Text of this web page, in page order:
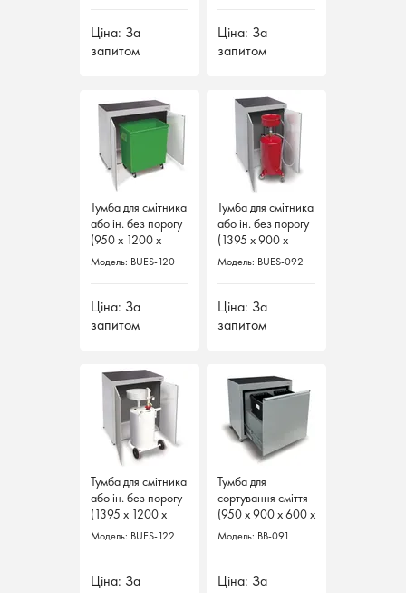
Ціна: За
запитом
Ціна: За
запитом
Ціна: За
запитом
Ціна: За
запитом
Тумба для смітника
або ін. без порогу
(950 х 1200 х
600)
Модель: BUES-120
Ціна: За
запитом
Тумба для смітника
або ін. без порогу
(950 х 1200 х
600)
Модель: BUES-120
Ціна: За
запитом
Тумба для смітника
або ін. без порогу
(1395 х 900 х
900)
Модель: BUES-092
Ціна: За
запитом
Тумба для смітника
або ін. без порогу
(1395 х 900 х
900)
Модель: BUES-092
Ціна: За
запитом
Тумба для смітника
або ін. без порогу
(1395 х 1200 х
900)
Модель: BUES-122
Ціна: За
Тумба для смітника
або ін. без порогу
(1395 х 1200 х
900)
Модель: BUES-122
Ціна: За
Тумба для
сортування сміття
(950 х 900 х 600 х
2)
Модель: BB-091
Ціна: За
Тумба для
сортування сміття
(950 х 900 х 600 х
2)
Модель: BB-091
Ціна: За